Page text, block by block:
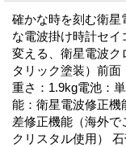
確かな時を刻む衛星
な電波掛け時計セ
変える、衛星電波ク
タリック塗装）前
重さ：1.9kg電池：
能：衛星電波修正機
差修正機能（海外で
クリスタル使用）